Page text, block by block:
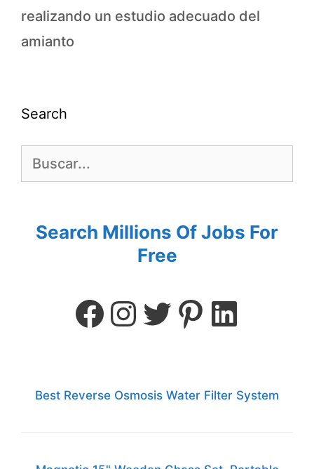
realizando un estudio adecuado del
amianto
Search
Search Millions Of Jobs For
Free
Best Reverse Osmosis Water Filter System